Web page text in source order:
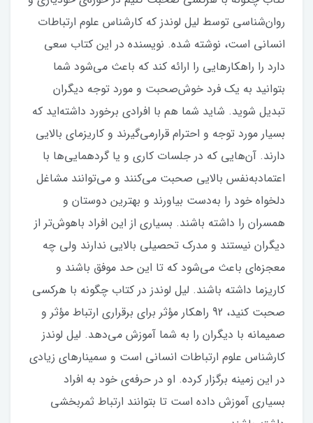
روان‌شناسی توسط لیل لوندز که کارشناس علوم ارتباطات
انسانی است، نوشته شده. نویسنده در این کتاب سعی
دارد را راهکارهایی را ارائه کند که باعث می‌شود شما
بتوانید به یک فرد خوش‌صحبت و مورد توجه دیگران
تبدیل شوید. شاید شما هم با افرادی برخورد داشته‌اید که
بسیار مورد توجه و احترام قرارمی‌گیرند و کاریزمای بالایی
دارند. آن‌هایی که در جلسات کاری و یا گردهمایی‌ها با
اعتمادبه‌نفس بالایی صحبت می‌کنند و می‌توانند مشاغل
دلخواه خود را به‌دست بیاورند و بهترین دوستان و
همسران را داشته باشند. بسیاری از این افراد باهوش‌تر از
دیگران نیستند و مدرک تحصیلی بالایی ندارند ولی چه
معجزه‌ای باعث می‌شود که تا این حد موفق باشند و
کاریزما داشته باشند. لیل لوندز در کتاب چگونه با هرکسی
صحبت کنید، 92 راهکار مؤثر برای برقراری ارتباط مؤثر و
صمیمانه با دیگران را به شما آموزش می‌دهد. لیل لوندز
کارشناس علوم ارتباطات انسانی است و سمینارهای زیادی
در این زمینه برگزار کرده. او در حرفه‌ی خود به افراد
بسیاری آموزش داده است تا بتوانند ارتباط ثمربخشی